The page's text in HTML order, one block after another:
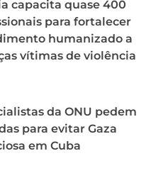
capacita quase 400
para fortalecer
humanizado a
vítimas de violência
da ONU pedem
para evitar Gaza
em Cuba